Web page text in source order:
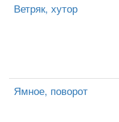
Ветряк, хутор
Ямное, поворот